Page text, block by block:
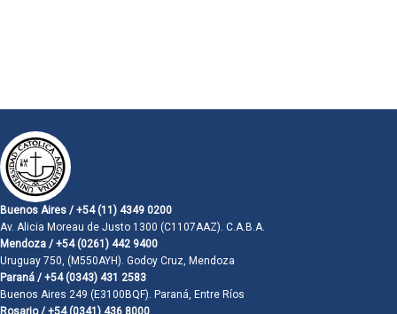
Buenos Aires / +54 (11) 4349 0200
Av. Alicia Moreau de Justo 1300 (C1107AAZ). C.A.B.A.
Mendoza / +54 (0261) 442 9400
Uruguay 750, (M550AYH). Godoy Cruz, Mendoza
Paraná / +54 (0343) 431 2583
Buenos Aires 249 (E3100BQF). Paraná, Entre Ríos
Rosario / +54 (0341) 436 8000